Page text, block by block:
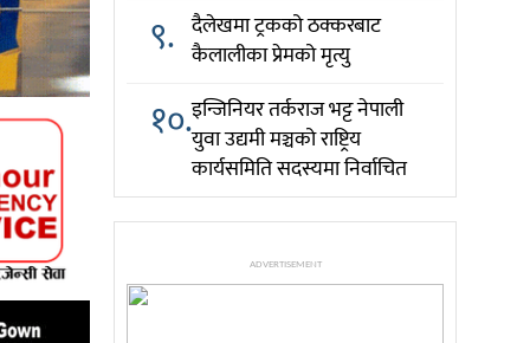
९. दैलेखमा ट्रकको ठक्करबाट
कैलालीका प्रेमको मृत्यु
१०.इन्जिनियर तर्कराज भट्ट नेपाली
युवा उद्यमी मञ्चको राष्ट्रिय
कार्यसमिति सदस्यमा निर्वाचित
ADVERTISEMENT